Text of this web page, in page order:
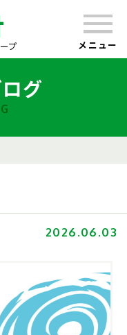
プ メニュー
グ
2026.06.03